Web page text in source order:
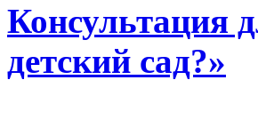
Консультация
детский сад?»